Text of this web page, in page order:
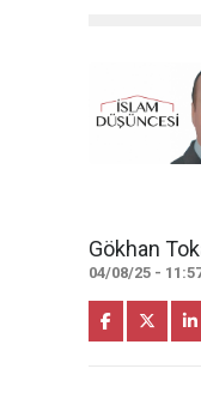
Gökhan
04/08/25 -